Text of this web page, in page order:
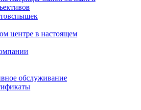
центре в настоящем
обслуживание